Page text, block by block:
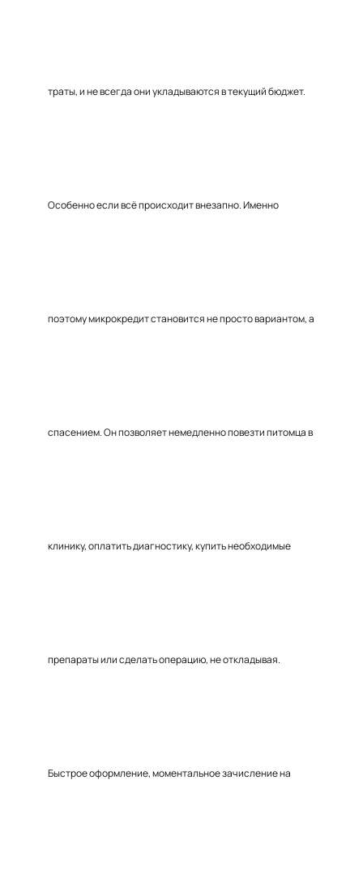
траты, и не всегда они укладываются в текущий бюджет.
Особенно если всё происходит внезапно. Именно
поэтому микрокредит становится не просто вариантом, а
спасением. Он позволяет немедленно повезти питомца в
клинику, оплатить диагностику, купить необходимые
препараты или сделать операцию, не откладывая.
Быстрое оформление, моментальное зачисление на